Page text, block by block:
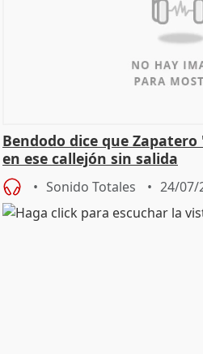
Bendodo dice que
en ese callejón sin salida
Sonido Totales 24/07/